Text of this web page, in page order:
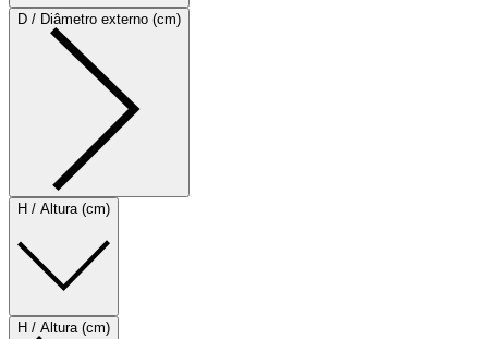
D / Diâmetro externo (cm)
H / Altura (cm)
H / Altura (cm)